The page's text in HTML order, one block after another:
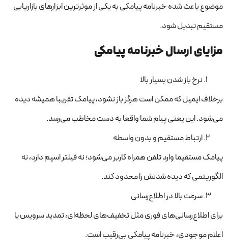
موضوع باعث شده خبرنامه پیامکی به یکی از موثرترین ابزارهای بازاریابی
مستقیم تبدیل شود.
مزایای ارسال خبرنامه پیامکی
نرخ باز شدن بسیار بالا
برخلاف ایمیل که ممکن است هرگز باز نشود، پیامک تقریبا همیشه دیده
می‌شود. این یعنی پیام شما واقعا به دست مخاطب می‌رسد.
ارتباط مستقیم و بدون واسطه
پیامک مستقیما وارد تلفن همراه کاربر می‌شود؛ نه فیلتر اسپم دارد، نه
الگوریتمی که دیده شدنش را محدود کند.
سرعت بالا در اطلاع‌رسانی
برای اطلاع‌رسانی‌های فوری مثل تخفیف‌های لحظه‌ای، تمدید سرویس یا
اعلام موجودی، خبرنامه پیامکی بی‌رقیب است.